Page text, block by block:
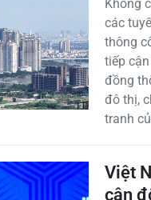
Không
các
thông
tiếp
đồng
đô thị,
tranh
Việt
cận